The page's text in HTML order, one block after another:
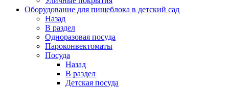
Оборудование для пищеблока в детский сад
Назад
В раздел
Одноразовая посуда
Пароконвектоматы
Посуда
Назад
В раздел
Детская посуда